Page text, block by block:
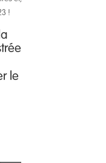
!
le